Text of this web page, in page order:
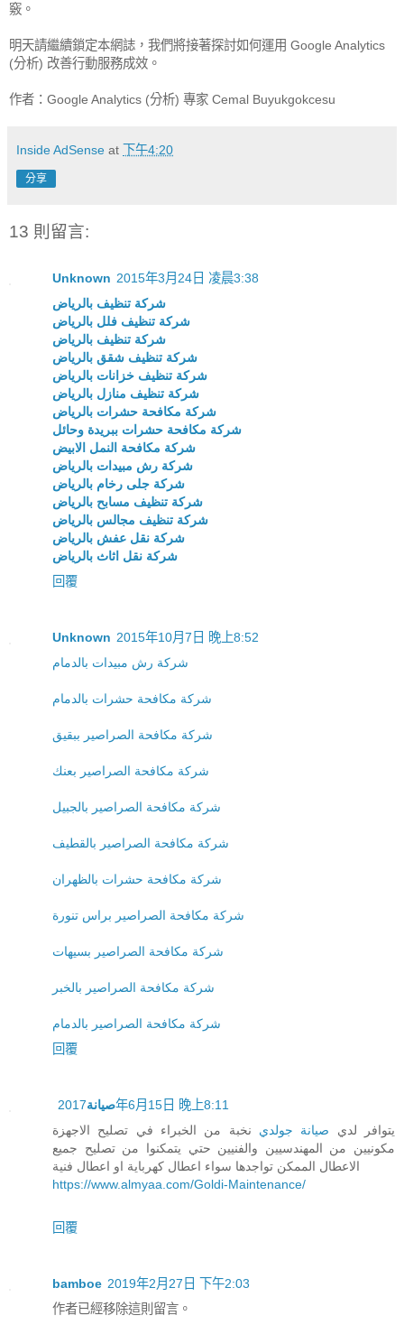
竅。
明天請繼續鎖定本網誌，我們將接著探討如何運用 Google Analytics
(分析) 改善行動服務成效。
作者：Google Analytics (分析) 專家 Cemal Buyukgokcesu
Inside AdSense at 下午4:20
分享
13 則留言:
Unknown 2015年3月24日 凌晨3:38
شركة تنظيف بالرياض
شركة تنظيف فلل بالرياض
شركة تنظيف بالرياض
شركة تنظيف شقق بالرياض
شركة تنظيف خزانات بالرياض
شركة تنظيف منازل بالرياض
شركة مكافحة حشرات بالرياض
شركة مكافحة حشرات ببريدة وحائل
شركة مكافحة النمل الابيض
شركة رش مبيدات بالرياض
شركة جلى رخام بالرياض
شركة تنظيف مسابح بالرياض
شركة تنظيف مجالس بالرياض
شركة نقل عفش بالرياض
شركة نقل اثاث بالرياض
回覆
Unknown 2015年10月7日 晚上8:52
شركة رش مبيدات بالدمام
شركة مكافحة حشرات بالدمام
شركة مكافحة الصراصير ببقيق
شركة مكافحة الصراصير بعنك
شركة مكافحة الصراصير بالجبيل
شركة مكافحة الصراصير بالقطيف
شركة مكافحة حشرات بالظهران
شركة مكافحة الصراصير براس تنورة
شركة مكافحة الصراصير بسيهات
شركة مكافحة الصراصير بالخبر
شركة مكافحة الصراصير بالدمام
回覆
صيانة2017年6月15日 晚上8:11
يتوافر لدي صيانة جولدي نخبة من الخبراء في تصليح الاجهزة
مكونيين من المهندسيين والفنيين حتي يتمكنوا من تصليح جميع
الاعطال الممكن تواجدها سواء اعطال كهرباية او اعطال فنية
https://www.almyaa.com/Goldi-Maintenance/
回覆
bamboe 2019年2月27日 下午2:03
作者已經移除這則留言。